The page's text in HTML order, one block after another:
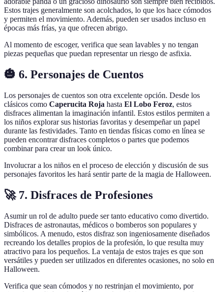
Estos trajes generalmente son acolchados, lo que los hace cómodos
y permiten el movimiento. Además, pueden ser usados incluso en
épocas más frías, ya que ofrecen abrigo.
Al momento de escoger, verifica que sean lavables y no tengan
piezas pequeñas que puedan representar un riesgo de asfixia.
🎃 6. Personajes de Cuentos
Los personajes de cuentos son otra excelente opción. Desde los
clásicos como Caperucita Roja hasta El Lobo Feroz, estos
disfraces alimentan la imaginación infantil. Estos estilos permiten a
los niños explorar sus historias favoritas y desempeñar un papel
durante las festividades. Tanto en tiendas físicas como en línea se
pueden encontrar disfraces completos o partes que podemos
combinar para crear un look único.
Involucrar a los niños en el proceso de elección y discusión de sus
personajes favoritos les hará sentir parte de la magia de Halloween.
🚀 7. Disfraces de Profesiones
Asumir un rol de adulto puede ser tanto educativo como divertido.
Disfraces de astronautas, médicos o bomberos son populares y
simbólicos. A menudo, estos disfraz son ingeniosamente diseñados
recreando los detalles propios de la profesión, lo que resulta muy
atractivo para los pequeños. La ventaja de estos trajes es que son
versátiles y pueden ser utilizados en diferentes ocasiones, no solo en
Halloween.
Verifica que sean cómodos y no restrinjan el movimiento, por